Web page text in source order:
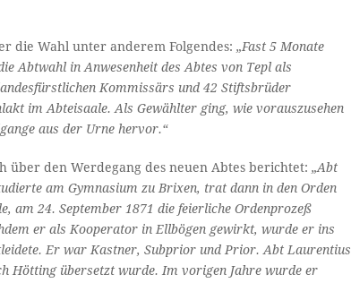
die Wahl unter anderem Folgendes:„Fast 5 Monate
Abtwahl in Anwesenheit des Abtes von Tepl als
Kommissärs und 42 Stiftsbrüder
im Abteisaale. Als Gewählter ging, wie vorauszusehen
aus der Urne hervor.“
den Werdegang des neuen Abtes berichtet: „Abt
am Gymnasium zu Brixen, trat dann in den Orden
am 24. September 1871 die feierliche Ordenprozeß
er als Kooperator in Ellbögen gewirkt, wurde er ins
Er war Kastner, Subprior und Prior. Abt Laurentius
Hötting übersetzt wurde. Im vorigen Jahre wurde er